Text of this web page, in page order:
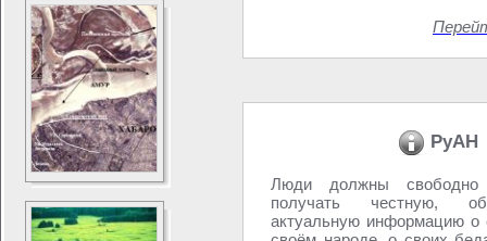
РуАН
Люди должны свободно
получать честную,
актуальную информацию о